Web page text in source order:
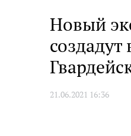
Новый
создадут
21.06.2021 16:36